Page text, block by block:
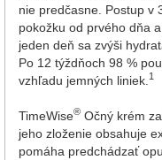
nie predčasne. Postup v
pokožku od prvého dňa
jeden deň sa zvýši
Po 12 týždňoch 98 %
vzhľadu jemných liniek. 1
TimeWise® Očný krém
jeho zloženie obsahuje
pomáha predchádzať